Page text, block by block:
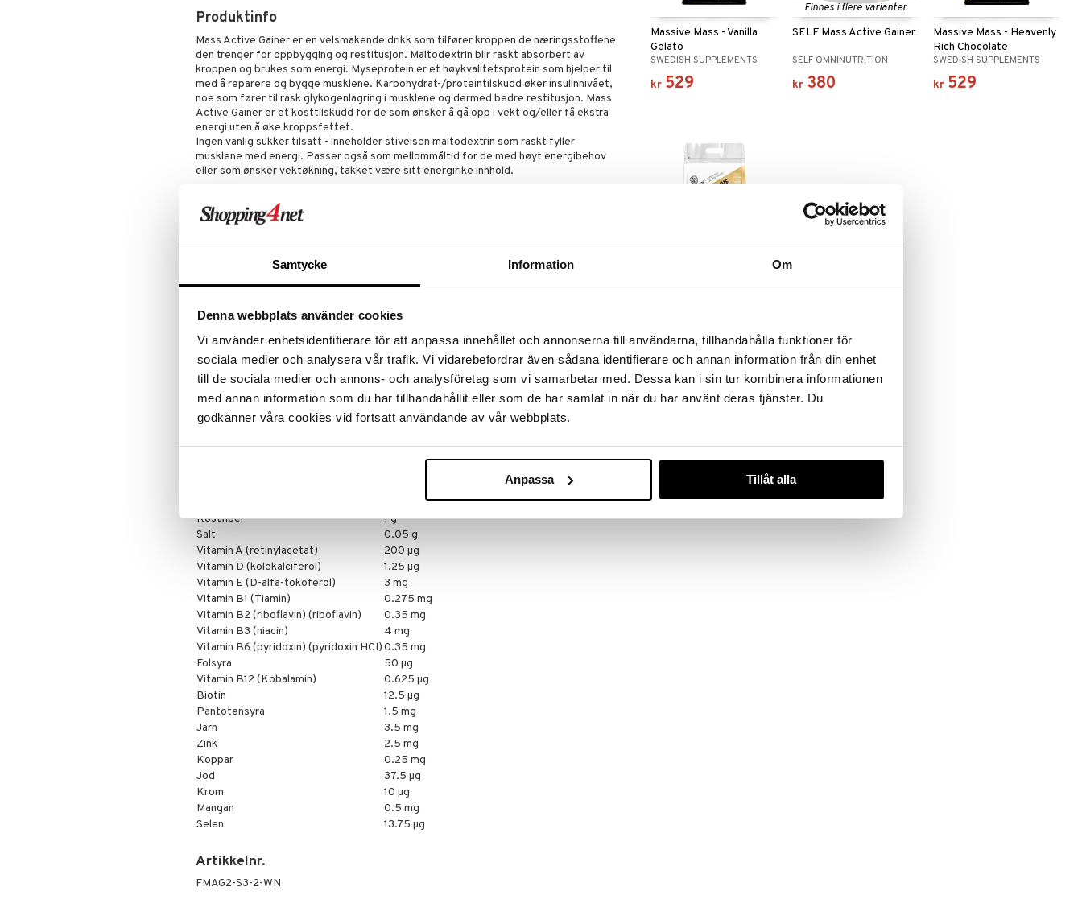
Samtycke Information Om
Denna webbplats använder cookies
Vi använder enhetsidentifierare för att anpassa innehållet och annonserna till användarna, tillhandahålla funktioner för
sociala medier och analysera vår trafik. Vi vidarebefordrar även sådana identifierare och annan information från din enhet
till de sociala medier och annons- och analysföretag som vi samarbetar med. Dessa kan i sin tur kombinera informationen
med annan information som du har tillhandahållit eller som de har samlat in när du har använt deras tjänster. Du
godkänner våra cookies vid fortsatt användande av vår webbplats.
Anpassa Tillåt alla
Produktinfo
Mass Active Gainer er en velsmakende drikk som tilfører kroppen de næringsstoffene
den trenger for oppbygging og restitusjon. Maltodextrin blir raskt absorbert av
kroppen og brukes som energi. Myseprotein er et høykvalitetsprotein som hjelper til
med å reparere og bygge musklene. Karbohydrat-/proteintilskudd øker insulinnivået,
noe som fører til rask glykogenlagring i musklene og dermed bedre restitusjon. Mass
Active Gainer er et kosttilskudd for de som ønsker å gå opp i vekt og/eller få ekstra
energi uten å øke kroppsfettet.
Ingen vanlig sukker tilsatt - inneholder stivelsen maltodextrin som raskt fyller
musklene med energi. Passer også som mellommåltid for de med høyt energibehov
eller som ønsker vektøkning, takket være sitt energirike innhold.
Bland 100 g pulver (ca 3 skopor) i 4 dl vann i en shaker och rist i 30 sekunder. Drikk en
brukes som et alternativ til en variert kost. Oppbevares utilgjengelig for små barn.
Ingredienser
Maltodextrin (mais), valleprotein (melk), GlyciPEP (glysin, L-alanin, L-lysin),
(solsikke)), vitamin- og mineralblanding, søtningsmiddel (E955, E950)
Kan inneholde spor av havre,eggogsoya.
Innhold per 100 g
Energi
405 kcal
1697 kJ
Kostfiber
1 g
Salt
0.05 g
Vitamin A (retinylacetat)
200 µg
Vitamin D (kolekalciferol)
1.25 µg
Vitamin E (D-alfa-tokoferol)
3 mg
Vitamin B1 (Tiamin)
0.275 mg
Vitamin B2 (riboflavin) (riboflavin)
0.35 mg
Vitamin B3 (niacin)
4 mg
Vitamin B6 (pyridoxin) (pyridoxin HCI)0.35 mg
Folsyra
50 µg
Vitamin B12 (Kobalamin)
0.625 µg
Biotin
12.5 µg
Pantotensyra
1.5 mg
Järn
3.5 mg
Zink
2.5 mg
Koppar
0.25 mg
Jod
37.5 µg
Krom
10 µg
Mangan
0.5 mg
Selen
13.75 µg
Artikkelnr.
FMAG2-S3-2-WN
Massive Mass - Vanilla
Gelato
SWEDISH SUPPLEMENTS
kr 529
Finnes i flere varianter
SELF Mass Active Gainer
SELF OMNINUTRITION
kr 380
Massive Mass - Heavenly
Rich Chocolate
SWEDISH SUPPLEMENTS
kr 529
Massive Mass - Straberry
Milkshake